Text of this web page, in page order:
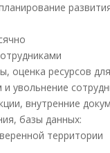
оценка ресурсов для
увольнение
внутренние
базы данных:
территории